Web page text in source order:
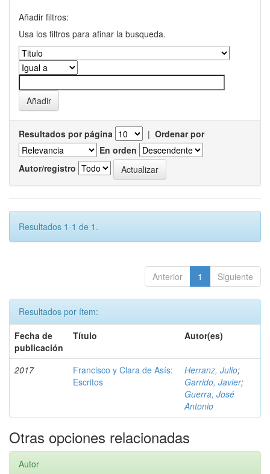
Añadir filtros:
Usa los filtros para afinar la busqueda.
Resultados por página | Ordenar por
En orden
Autor/registro
Resultados 1-1 de 1.
Anterior 1 Siguiente
Resultados por ítem:
Fecha de
publicación
Título Autor(es)
2017
Francisco y Clara de Asís:
Escritos
Herranz, Julio;
Garrido, Javier;
Guerra, José
Antonio
Otras opciones relacionadas
Autor